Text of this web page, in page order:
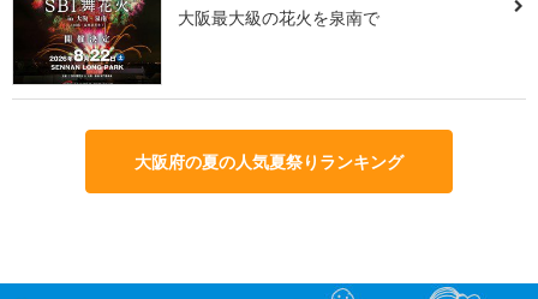
大阪最大級の花火を泉南で
大阪府の夏の人気夏祭りランキング